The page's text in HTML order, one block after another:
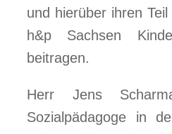
und hierüber ihren
h&p Sachsen
beitragen.
Herr Jens
Sozialpädagoge in